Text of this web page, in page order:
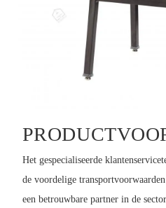
Het gespecialiseerde
de voordelige
een betrouwbare partner in de sector.